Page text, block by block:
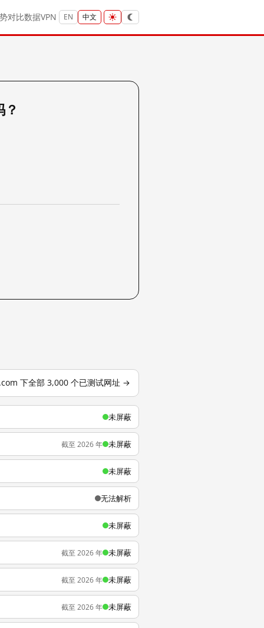
对比数据VPN EN 中文
下全部 3,000 个已测试网址 →
未屏蔽
截至 2026 年 未屏蔽
未屏蔽
无法解析
未屏蔽
截至 2026 年 未屏蔽
截至 2026 年 未屏蔽
截至 2026 年 未屏蔽